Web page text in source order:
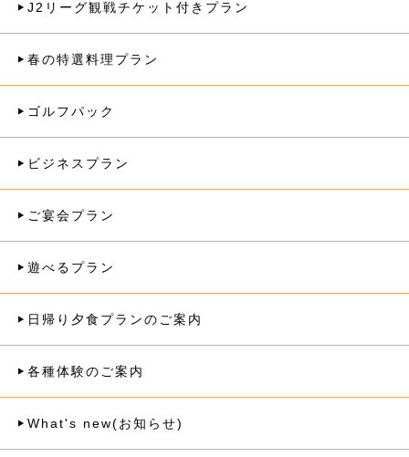
J2リーグ観戦チケット付きプラン
春の特選料理プラン
ゴルフパック
ビジネスプラン
ご宴会プラン
遊べるプラン
日帰り夕食プランのご案内
各種体験のご案内
What's new(お知らせ)